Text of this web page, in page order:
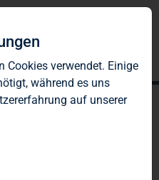
Cookies verwendet. Einige
während es uns
auf unserer